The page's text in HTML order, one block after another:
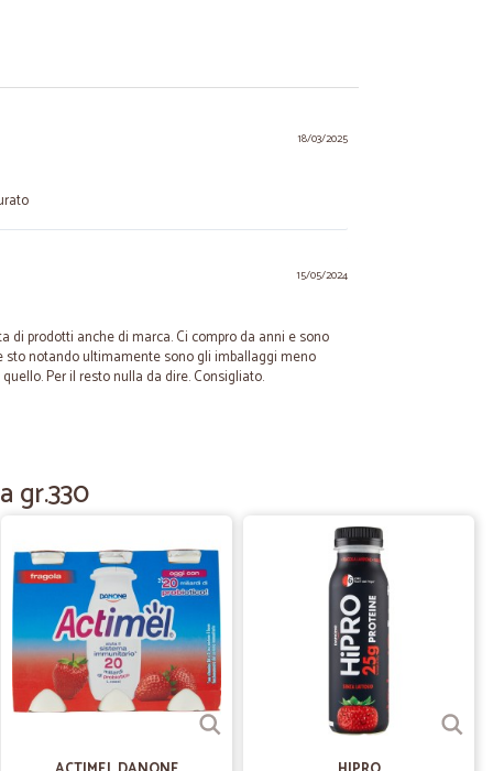
18/03/2025
15/05/2024
di prodotti anche di marca. Ci compro da anni e sono
sto notando ultimamente sono gli imballaggi meno
Per il resto nulla da dire. Consigliato.
14/02/2022
18/07/2020
gr.330